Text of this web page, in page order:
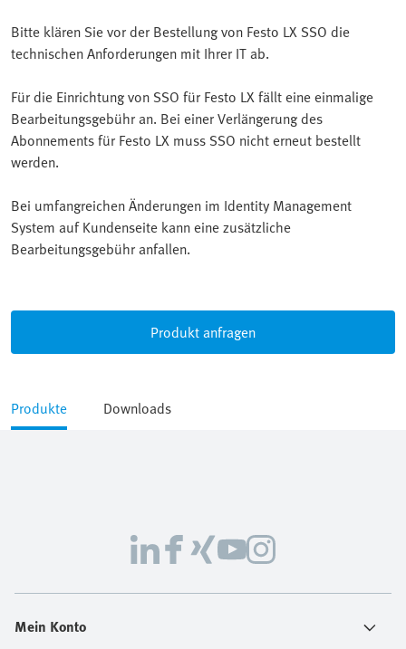
Bitte klären Sie vor der Bestellung von Festo LX SSO die
technischen Anforderungen mit Ihrer IT ab.
Für die Einrichtung von SSO für Festo LX fällt eine einmalige
Bearbeitungsgebühr an. Bei einer Verlängerung des
Abonnements für Festo LX muss SSO nicht erneut bestellt
werden.
Bei umfangreichen Änderungen im Identity Management
System auf Kundenseite kann eine zusätzliche
Bearbeitungsgebühr anfallen.
Produkt anfragen
Produkte Downloads
Mein Konto